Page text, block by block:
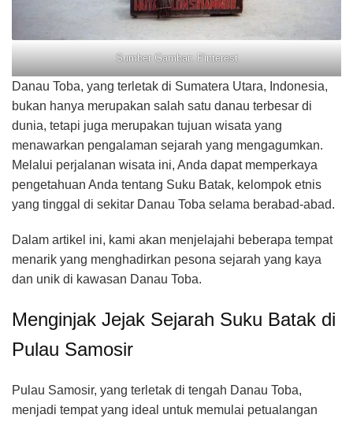
Sumber Gambar: Pinterest
Danau Toba, yang terletak di Sumatera Utara, Indonesia,
bukan hanya merupakan salah satu danau terbesar di
dunia, tetapi juga merupakan tujuan wisata yang
menawarkan pengalaman sejarah yang mengagumkan.
Melalui perjalanan wisata ini, Anda dapat memperkaya
pengetahuan Anda tentang Suku Batak, kelompok etnis
yang tinggal di sekitar Danau Toba selama berabad-abad.
Dalam artikel ini, kami akan menjelajahi beberapa tempat
menarik yang menghadirkan pesona sejarah yang kaya
dan unik di kawasan Danau Toba.
Menginjak Jejak Sejarah Suku Batak di
Pulau Samosir
Pulau Samosir, yang terletak di tengah Danau Toba,
menjadi tempat yang ideal untuk memulai petualangan